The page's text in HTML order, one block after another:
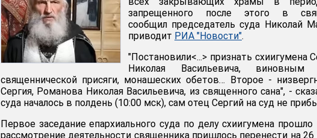
запрещенного после этого в
сообщил председатель суда Николай
приводит РИА "Новости".
"Постановили<...> признать схиигумена
Николая Васильевича,
священнической присяги, монашеских обетов… Второе -
Сергия, Романова Николая Васильевича, из священного сана", -
суда началось в полдень (10:00 мск), сам отец Сергий на суд не
Первое заседание епархиального суда по делу схиигумена
рассмотрение деятельности священника пришлось перенести на 26